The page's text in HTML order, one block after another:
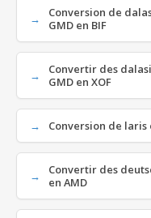
Conversion de
GMD en BIF
Convertir des
GMD en XOF
Conversion de laris
Convertir des
en AMD